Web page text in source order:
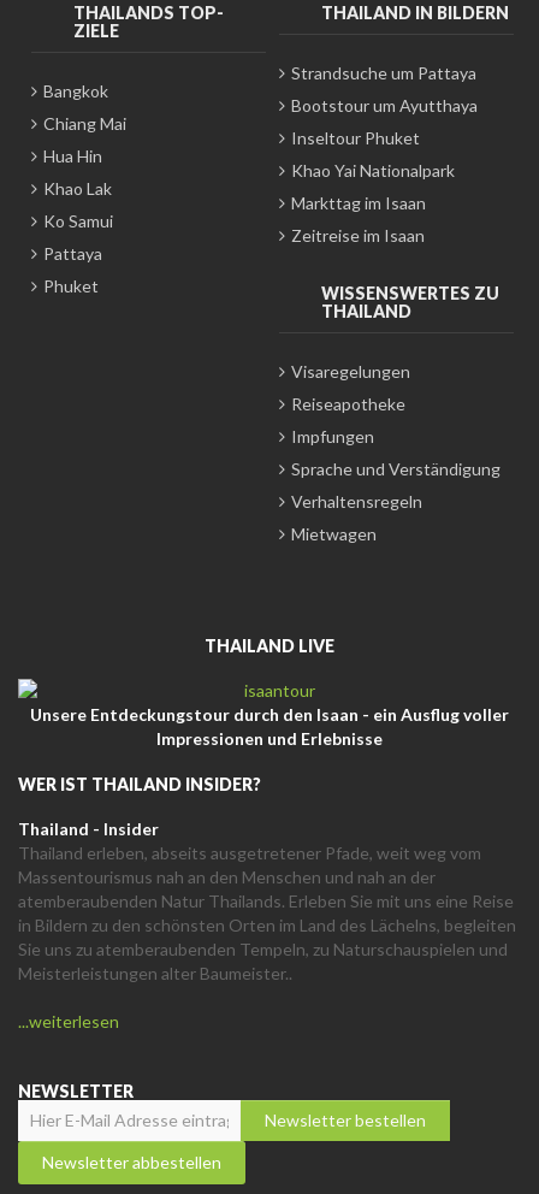
THAILANDS TOP-
ZIELE
Bangkok
Chiang Mai
Hua Hin
Khao Lak
Ko Samui
Pattaya
Phuket
THAILAND IN BILDERN
Strandsuche um Pattaya
Bootstour um Ayutthaya
Inseltour Phuket
Khao Yai Nationalpark
Markttag im Isaan
Zeitreise im Isaan
WISSENSWERTES ZU
THAILAND
Visaregelungen
Reiseapotheke
Impfungen
Sprache und Verständigung
Verhaltensregeln
Mietwagen
THAILAND LIVE
Unsere Entdeckungstour durch den Isaan - ein Ausflug voller
Impressionen und Erlebnisse
WER IST THAILAND INSIDER?
Thailand - Insider
Thailand erleben, abseits ausgetretener Pfade, weit weg vom
Massentourismus nah an den Menschen und nah an der
atemberaubenden Natur Thailands. Erleben Sie mit uns eine Reise
in Bildern zu den schönsten Orten im Land des Lächelns, begleiten
Sie uns zu atemberaubenden Tempeln, zu Naturschauspielen und
Meisterleistungen alter Baumeister..
...weiterlesen
NEWSLETTER